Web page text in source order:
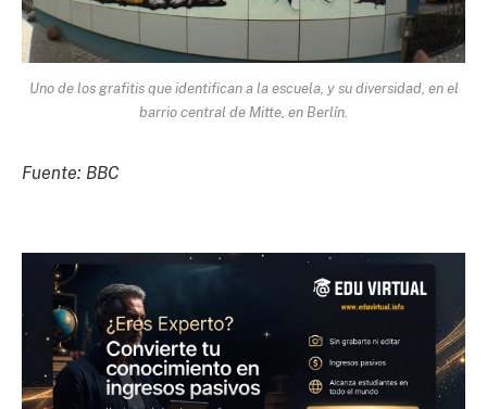
Uno de los grafitis que identifican a la escuela, y su diversidad, en el
barrio central de Mitte, en Berlín.
Fuente: BBC